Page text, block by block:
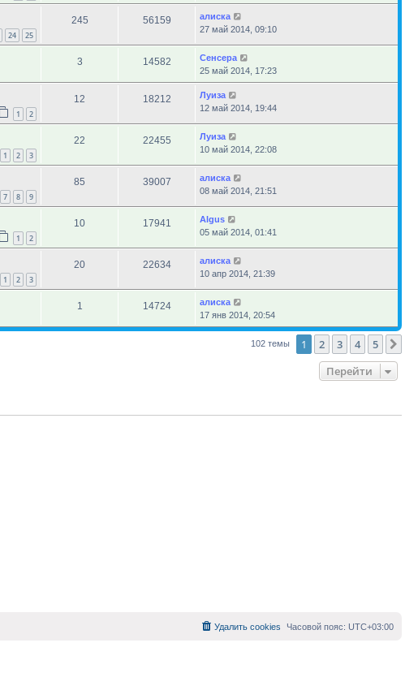
24 25
245 56159
алиска
27 май 2014, 09:10
3 14582
Сенсера
25 май 2014, 17:23
1 2
12 18212
Луиза
12 май 2014, 19:44
1 2 3
22 22455
Луиза
10 май 2014, 22:08
7 8 9
85 39007
алиска
08 май 2014, 21:51
1 2
10 17941
Algus
05 май 2014, 01:41
1 2 3
20 22634
алиска
10 апр 2014, 21:39
1 14724
алиска
17 янв 2014, 20:54
102 темы 1 2 3 4 5
Перейти
Часовой пояс: UTC+03:00
Удалить cookies